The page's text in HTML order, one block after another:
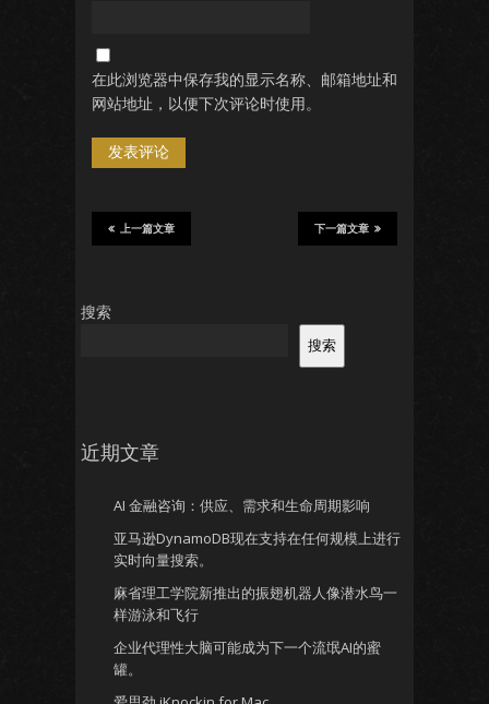
在此浏览器中保存我的显示名称、邮箱地址和
网站地址，以便下次评论时使用。
下一篇文章
上一篇文章
搜索
搜索
近期文章
AI 金融咨询：供应、需求和生命周期影响
亚马逊DynamoDB现在支持在任何规模上进行
实时向量搜索。
麻省理工学院新推出的振翅机器人像潜水鸟一
样游泳和飞行
企业代理性大脑可能成为下一个流氓AI的蜜
罐。